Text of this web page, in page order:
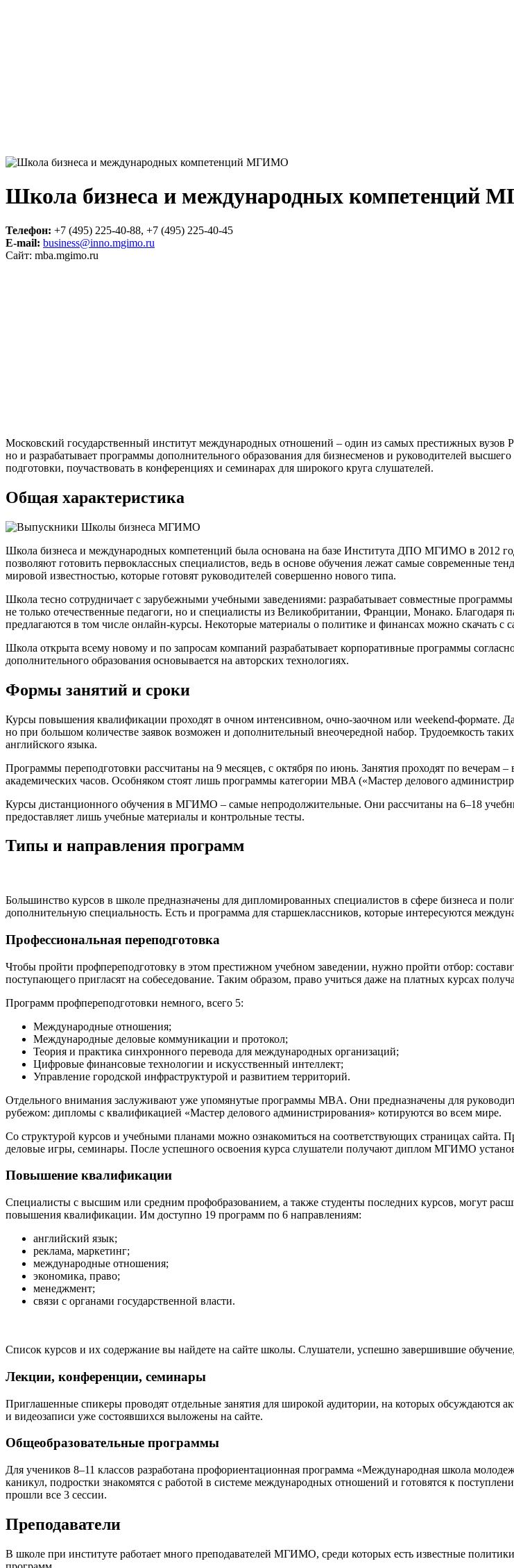
Школа бизнеса и международных компетенций
Телефон: +7 (495) 225-40-88, +7 (495) 225-40-45
E-mail: business@inno.mgimo.ru
Сайт: mba.mgimo.ru
Московский государственный институт международных отношений – один из самых престижных вузов
но и разрабатывает программы дополнительного образования для бизнесменов и руководителей
подготовки, поучаствовать в конференциях и семинарах для широкого круга слушателей.
Общая характеристика
Школа бизнеса и международных компетенций была основана на базе Института ДПО МГИМО в 2012
позволяют готовить первоклассных специалистов, ведь в основе обучения лежат самые современные
мировой известностью, которые готовят руководителей совершенно нового типа.
Школа тесно сотрудничает с зарубежными учебными заведениями: разрабатывает совместные
не только отечественные педагоги, но и специалисты из Великобритании, Франции, Монако. Благодаря
предлагаются в том числе онлайн-курсы. Некоторые материалы о политике и финансах можно скачать с
Школа открыта всему новому и по запросам компаний разрабатывает корпоративные программы
дополнительного образования основывается на авторских технологиях.
Формы занятий и сроки
Курсы повышения квалификации проходят в очном интенсивном, очно-заочном или weekend-формате.
но при большом количестве заявок возможен и дополнительный внеочередной набор. Трудоемкость
английского языка.
Программы переподготовки рассчитаны на 9 месяцев, с октября по июнь. Занятия проходят по вечерам
академических часов. Особняком стоят лишь программы категории MBA («Мастер делового
Курсы дистанционного обучения в МГИМО – самые непродолжительные. Они рассчитаны на 6–18
предоставляет лишь учебные материалы и контрольные тесты.
Типы и направления программ
Большинство курсов в школе предназначены для дипломированных специалистов в сфере бизнеса и
дополнительную специальность. Есть и программа для старшеклассников, которые интересуются
Профессиональная переподготовка
Чтобы пройти профпереподготовку в этом престижном учебном заведении, нужно пройти отбор:
поступающего пригласят на собеседование. Таким образом, право учиться даже на платных курсах
Программ профпереподготовки немного, всего 5:
Международные отношения;
Международные деловые коммуникации и протокол;
Теория и практика синхронного перевода для международных организаций;
Цифровые финансовые технологии и искусственный интеллект;
Управление городской инфраструктурой и развитием территорий.
Отдельного внимания заслуживают уже упомянутые программы MBA. Они предназначены для
рубежом: дипломы с квалификацией «Мастер делового администрирования» котируются во всем мире.
Со структурой курсов и учебными планами можно ознакомиться на соответствующих страницах
деловые игры, семинары. После успешного освоения курса слушатели получают диплом МГИМО
Повышение квалификации
Специалисты с высшим или средним профобразованием, а также студенты последних курсов, могут
повышения квалификации. Им доступно 19 программ по 6 направлениям:
английский язык;
реклама, маркетинг;
международные отношения;
экономика, право;
менеджмент;
связи с органами государственной власти.
Список курсов и их содержание вы найдете на сайте школы. Слушатели, успешно завершившие
Лекции, конференции, семинары
Приглашенные спикеры проводят отдельные занятия для широкой аудитории, на которых обсуждаются
и видеозаписи уже состоявшихся выложены на сайте.
Общеобразовательные программы
Для учеников 8–11 классов разработана профориентационная программа «Международная школа
каникул, подростки знакомятся с работой в системе международных отношений и готовятся к
прошли все 3 сессии.
Преподаватели
В школе при институте работает много преподавателей МГИМО, среди которых есть известные